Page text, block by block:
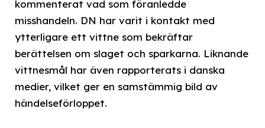
kommenterat vad som föranledde
misshandeln. DN har varit i kontakt med
ytterligare ett vittne som bekräftar
berättelsen om slaget och sparkarna. Liknande
vittnesmål har även rapporterats i danska
medier, vilket ger en samstämmig bild av
händelseförloppet.